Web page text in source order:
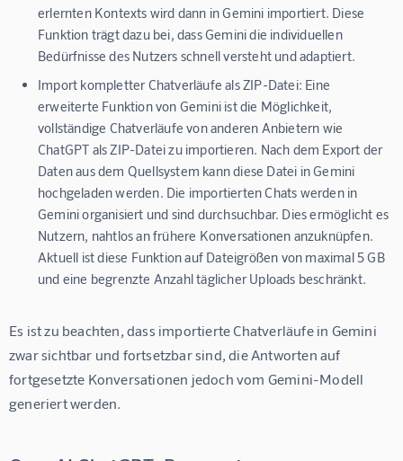
erlernten Kontexts wird dann in Gemini importiert. Diese
Funktion trägt dazu bei, dass Gemini die individuellen
Bedürfnisse des Nutzers schnell versteht und adaptiert.
Import kompletter Chatverläufe als ZIP-Datei: Eine
erweiterte Funktion von Gemini ist die Möglichkeit,
vollständige Chatverläufe von anderen Anbietern wie
ChatGPT als ZIP-Datei zu importieren. Nach dem Export der
Daten aus dem Quellsystem kann diese Datei in Gemini
hochgeladen werden. Die importierten Chats werden in
Gemini organisiert und sind durchsuchbar. Dies ermöglicht es
Nutzern, nahtlos an frühere Konversationen anzuknüpfen.
Aktuell ist diese Funktion auf Dateigrößen von maximal 5 GB
und eine begrenzte Anzahl täglicher Uploads beschränkt.
Es ist zu beachten, dass importierte Chatverläufe in Gemini
zwar sichtbar und fortsetzbar sind, die Antworten auf
fortgesetzte Konversationen jedoch vom Gemini-Modell
generiert werden.